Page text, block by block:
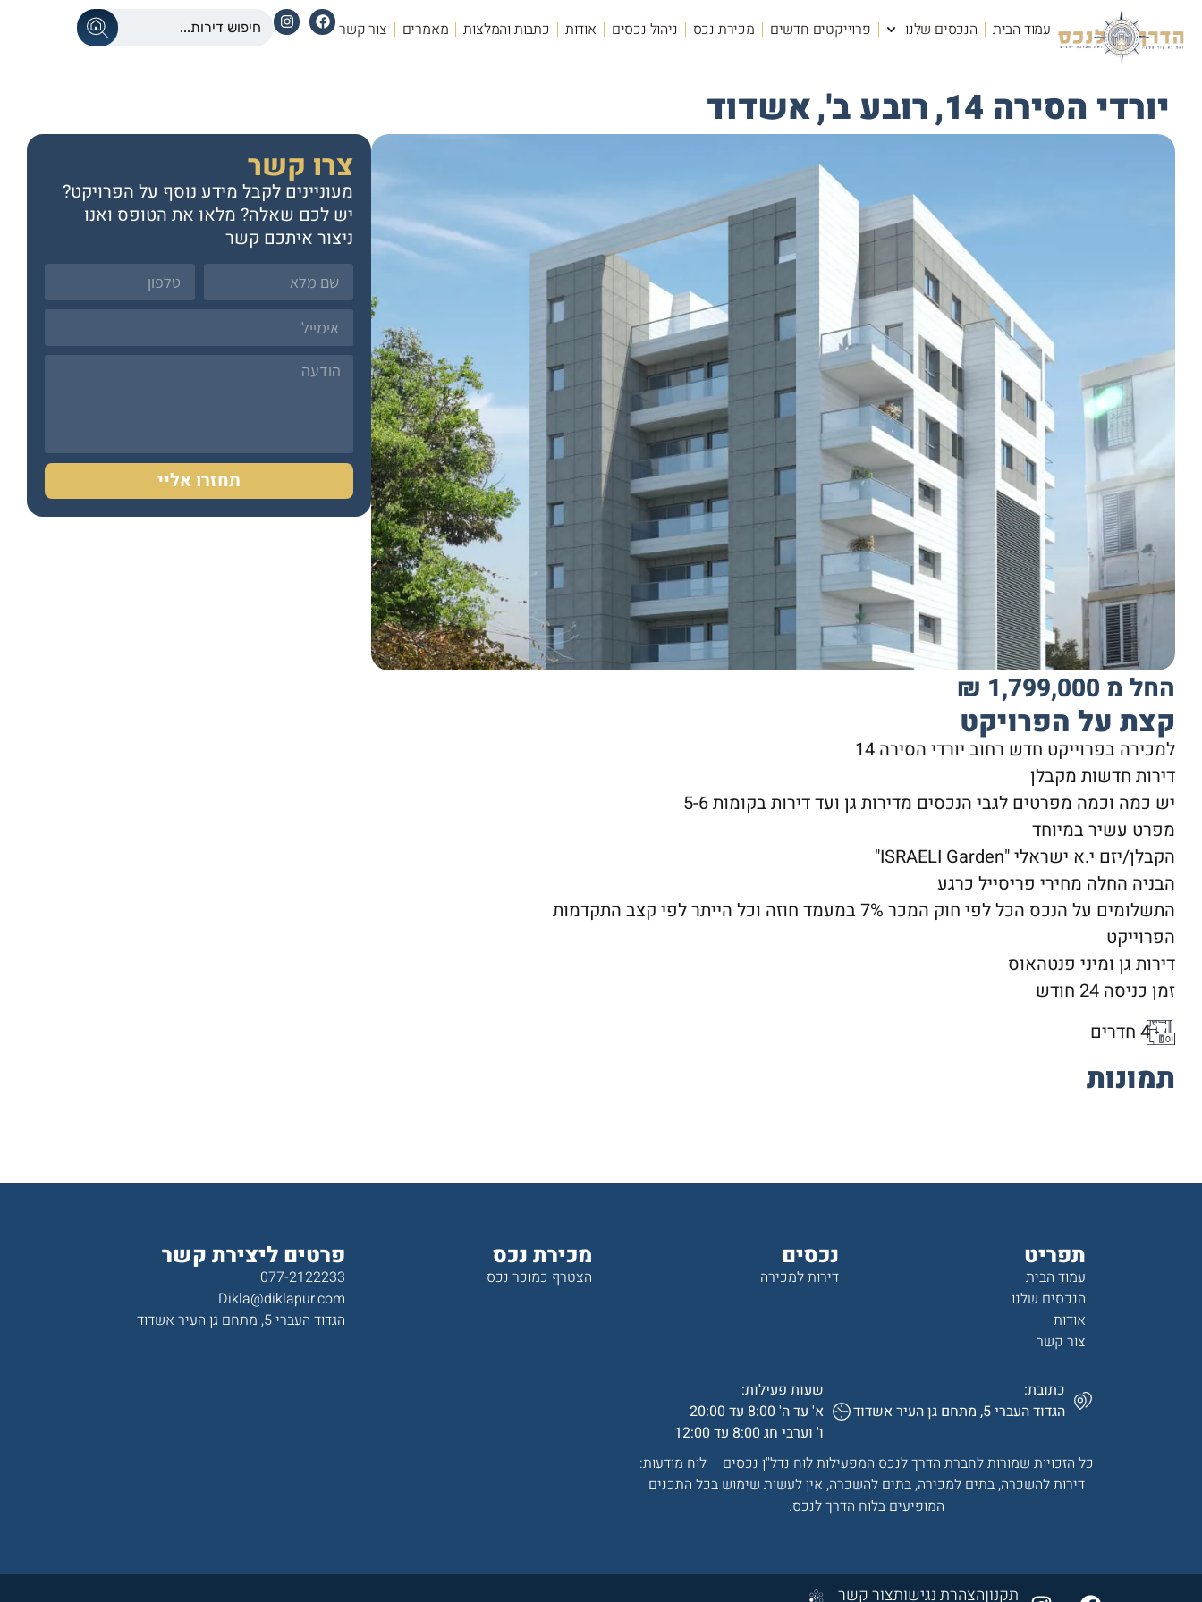
עמוד הבית הנכסים שלנו פרוייקטים חדשים מכירת נכס ניהול נכסים אודות כתבות והמלצות מאמרים צור קשר
יורדי הסירה 14, רובע ב',אשדוד
החל מ 1,799,000 ₪
קצת על הפרויקט
למכירה בפרוייקט חדש רחוב יורדי הסירה 14
דירות חדשות מקבלן
יש כמה וכמה מפרטים לגבי הנכסים מדירות גן ועד דירות בקומות 5-6
מפרט עשיר במיוחד
הקבלן/יזם י.א ישראלי "ISRAELI Garden"
הבניה החלה מחירי פריסייל כרגע
התשלומים על הנכס הכל לפי חוק המכר 7% במעמד חוזה וכל הייתר לפי קצב התקדמות
הפרוייקט
דירות גן ומיני פנטהאוס
זמן כניסה 24 חודש
- 4 חדרים
תמונות
צרו קשר
מעוניינים לקבל מידע נוסף על הפרויקט?
יש לכם שאלה? מלאו את הטופס ואנו
ניצור איתכם קשר
תחזרו אליי
תפריט
עמוד הבית
הנכסים שלנו
אודות
צור קשר
נכסים
דירות למכירה
מכירת נכס
הצטרף כמוכר נכס
פרטים ליצירת קשר
077-2122233
Dikla@diklapur.com
הגדוד העברי 5, מתחם גן העיר אשדוד
כתובת:
הגדוד העברי 5, מתחם גן העיר אשדוד
שעות פעילות:
א' עד ה' 8:00 עד 20:00
ו' וערבי חג 8:00 עד 12:00
כל הזכויות שמורות לחברת הדרך לנכס המפעילות לוח נדל"ן נכסים – לוח מודעות:
דירות להשכרה, בתים למכירה, בתים להשכרה, אין לעשות שימוש בכל התכנים
המופיעים בלוח הדרך לנכס.
תקנוןהצהרת נגישותצור קשר